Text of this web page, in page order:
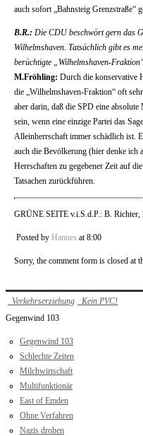
auch sofort „Bahnsteig Grenzstraße“
B.R.: Die CDU beschwört gern das
Wilhelmshaven. Tatsächlich gibt es
berüchtigte „Wilhelmshaven-
M.Fröhling: Durch die konservative
die „Wilhelmshaven-Fraktion“ oft
aber darin, daß die SPD eine
sein, wenn eine einzige Partei das
Alleinherrschaft immer schädlich ist.
auch die Bevölkerung (hier denke ich
Herrschaften zu gegebener Zeit auf
Tatsachen zurückführen.
GRÜNE SEITE v.i.S.d.P.: B.
Posted by Hannes at 8:00
Sorry, the comment form is closed at
Verkehrserziehung
Kein PVC!
Gegenwind 103
Gegenwind 103
Schlechte Zeiten
Milchwirtschaft
Multifunktionär
East of Emden
Ohne Verfahren
Nazis drohen